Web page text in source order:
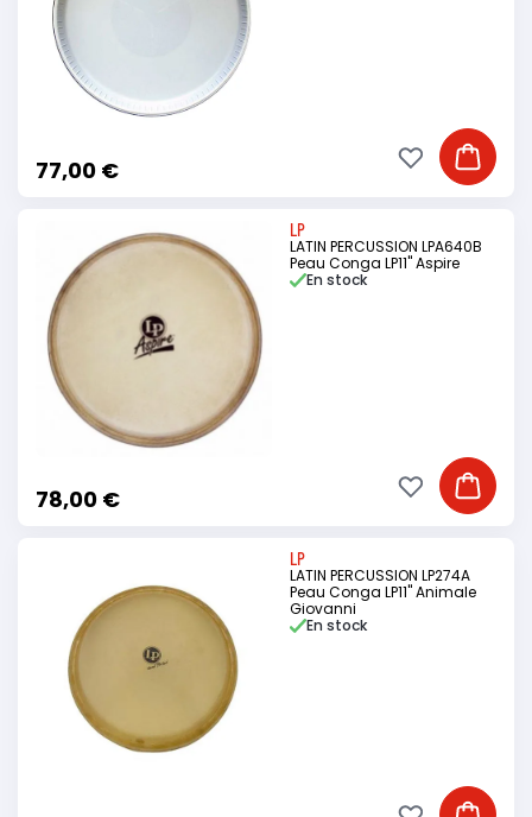
77,00 € Ajouter
Ajouter à ma
LP
LATIN PERCUSSION LPA640B
Peau Conga LP11" Aspire
78,00 €
En stock
Ajouter
Ajouter à ma
LP
LATIN PERCUSSION LP274A
Peau Conga LP11" Animale
Giovanni
En stock